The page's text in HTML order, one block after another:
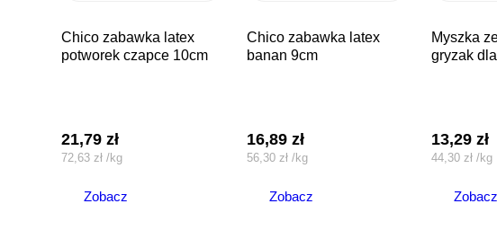
chico zabawka latex
potworek czapce 10cm
21,79zł
72,63zł /kg
Zobacz
chico zabawka latex
banan 9cm
16,89 zł
56,30 zł /kg
Zobacz
myszka ze sznurem
gryzak
13,29zł
44,30zł /kg
Zobacz